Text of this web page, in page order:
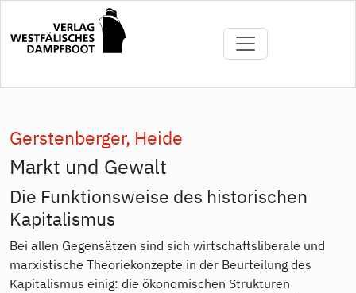
Inhalt
Gerstenberger, Heide
Markt und Gewalt
Die Funktionsweise des historischen
Kapitalismus
Bei allen Gegensätzen sind sich wirtschaftsliberale und
marxistische Theoriekonzepte in der Beurteilung des
Kapitalismus einig: die ökonomischen Strukturen